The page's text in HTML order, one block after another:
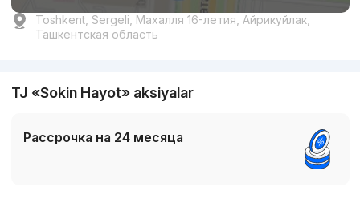
Toshkent, Sergeli, Махалля 16-летия, Айрикуйлак,
Ташкентская область
TJ «Sokin Hayot» aksiyalar
Рассрочка на 24 месяца